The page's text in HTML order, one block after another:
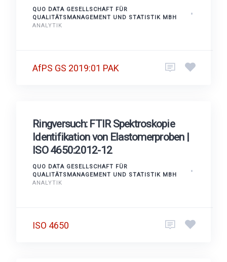
QUO DATA GESELLSCHAFT FÜR
QUALITÄTSMANAGEMENT UND STATISTIK MBH
ANALYTIK
AfPS GS 2019:01 PAK
Ringversuch: FTIR Spektroskopie
Identifikation von Elastomerproben |
ISO 4650:2012-12
QUO DATA GESELLSCHAFT FÜR
QUALITÄTSMANAGEMENT UND STATISTIK MBH
ANALYTIK
ISO 4650